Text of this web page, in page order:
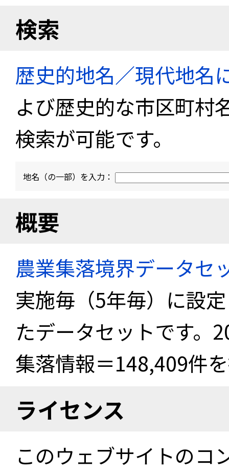
検索
歴史的地名／現代地名
よび歴史的な市区町村
検索が可能です。
地名（の一部）を入力：
概要
農業集落境界データセ
実施毎（5年毎）に設
たデータセットです。
集落情報＝148,409件
ライセンス
このウェブサイトのコ